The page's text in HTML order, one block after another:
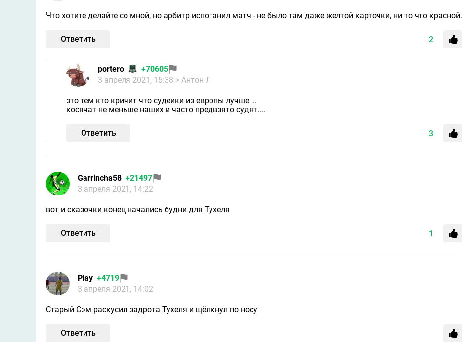
Что хотите делайте со мной, но арбитр испоганил матч - не было там даже желтой карточки, ни то что красной.
Ответить 2
portero
+70605
3 апреля 2021, 15:38 > Антон Л
это тем кто кричит что судейки из европы лучше ...
косячат не меньше наших и часто предвзято судят....
Ответить 3
Garrincha58 +21497
3 апреля 2021, 14:22
вот и сказочки конец начались будни для Тухеля
Ответить 1
Play +4719
3 апреля 2021, 14:02
Старый Сэм раскусил задрота Тухеля и щёлкнул по носу
Ответить